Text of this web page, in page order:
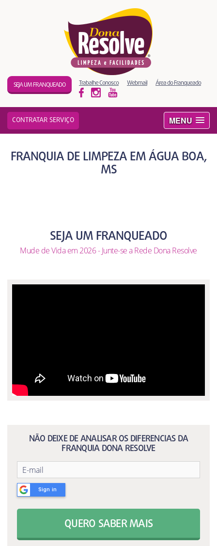
MENU
SEJA UM FRANQUEADO Trabalhe Conosco Webmail Área do Franqueado
CONTRATAR SERVIÇO
FRANQUIA DE LIMPEZA EM ÁGUA BOA,
MS
SEJA UM FRANQUEADO
Mude de Vida em 2026 - Junte-se a Rede Dona Resolve
NÃO DEIXE DE ANALISAR OS DIFERENCIAS DA
FRANQUIA DONA RESOLVE
Sign in
QUERO SABER MAIS